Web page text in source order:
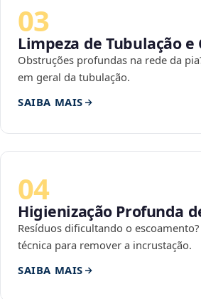
03
Limpeza de Tubulação e
Obstruções profundas na rede da
em geral da tubulação.
SAIBA MAIS
04
Higienização Profunda
Resíduos dificultando o
técnica para remover a incrustação.
SAIBA MAIS